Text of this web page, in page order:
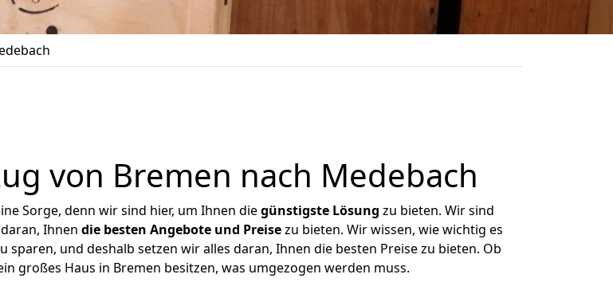
von Bremen nach Medebach
Sorge, denn wir sind hier, um Ihnen diegünstigste Lösung zu bieten. Wir sind
Ihnen die besten Angebote und Preisezu bieten. Wir wissen, wie wichtig es
und deshalb setzen wir alles daran, Ihnen die besten Preise zu bieten. Ob
großes Haus in Bremen besitzen, was umgezogen werden muss.